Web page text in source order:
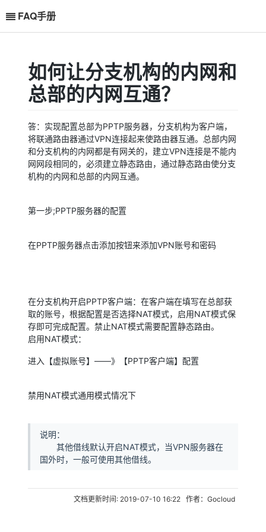
FAQ手册
VPN上需要开启NAT吗？有什么利弊？
上开启NAT的利弊？
如何让分支机构的内网和
总部的内网互通？
答：实现配置总部为PPTP服务器，分支机构为客户端，
将联通路由器通过VPN连接起来使路由器互通。总部内网
和分支机构的内网都是有网关的，建立VPN连接是不能内
网网段相同的，必须建立静态路由，通过静态路由使分支
机构的内网和总部的内网互通。
第一步;PPTP服务器的配置
在PPTP服务器点击添加按钮来添加VPN账号和密码
在分支机构开启PPTP客户端：在客户端在填写在总部获
取的账号，根据配置是否选择NAT模式，启用NAT模式保
存即可完成配置。禁止NAT模式需要配置静态路由。
启用NAT模式：
进入【虚拟账号】——》【PPTP客户端】配置
禁用NAT模式通用模式情况下
说明：
其他借线默认开启NAT模式，当VPN服务器在
国外时，一般可使用其他借线。
文档更新时间: 2019-07-10 16:22 作者：Gocloud